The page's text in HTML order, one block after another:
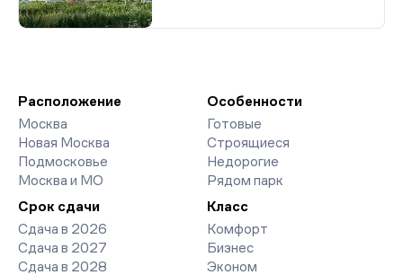
Расположение
Москва
Новая Москва
Подмосковье
Москва и МО
Особенности
Готовые
Строящиеся
Недорогие
Рядом парк
Срок сдачи
Сдача в 2026
Сдача в 2027
Сдача в 2028
Класс
Комфорт
Бизнес
Эконом